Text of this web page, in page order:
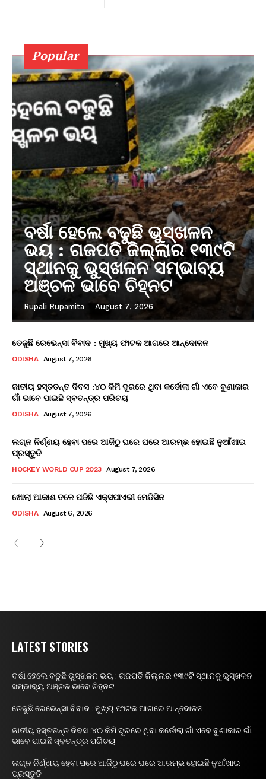
Popular
ବର୍ଷା ହେଲେ ବଢୁଛି ଭୁସ୍ଖଳନ
ଭୟ : ଗଜପତି ଜିଲ୍ଲାର ୧୩୯ଟି
ସ୍ଥାନକୁ ଭୁସ୍ଖଳନ ସମ୍ଭାବ୍ୟ
ଅଞ୍ଚଳ ଭାବେ ଚିହ୍ନଟ
Rupali Rupamita - August 7, 2026
ତେଜୁଛି ରେଭେନ୍ସା ବିବାଦ : ମୁଖ୍ୟ ଫାଟକ ଆଗରେ ଆନ୍ଦୋଳନ
ODISHA August 7, 2026
ଜାତୀୟ ହସ୍ତତନ୍ତ ଦିବସ :୪୦ କିମି ଦୂରରେ ଥିବା କର୍ଡୋଲା ଗାଁ ଏବେ ବୁଣାକାର
ଗାଁ ଭାବେ ପାଇଛି ସ୍ବତନ୍ତ୍ର ପରିଚୟ
ODISHA August 7, 2026
ଲଗ୍ନ ନିର୍ଣ୍ଣୟ ହେବା ପରେ ଆଜିଠୁ ଘରେ ଘରେ ଆରମ୍ଭ ହୋଇଛି ନୁଆଁଖାଇ
ପ୍ରସ୍ତୁତି
HOCKEY WORLD CUP 2023 August 7, 2026
ଖୋଲା ଆକାଶ ତଳେ ପଡିଛି ଏକ୍ସପାଏରୀ ମେଡିସିନ
ODISHA August 6, 2026
LATEST STORIES
ବର୍ଷା ହେଲେ ବଢୁଛି ଭୁସ୍ଖଳନ ଭୟ : ଗଜପତି ଜିଲ୍ଲାର ୧୩୯ଟି ସ୍ଥାନକୁ ଭୁସ୍ଖଳନ
ସମ୍ଭାବ୍ୟ ଅଞ୍ଚଳ ଭାବେ ଚିହ୍ନଟ
ତେଜୁଛି ରେଭେନ୍ସା ବିବାଦ : ମୁଖ୍ୟ ଫାଟକ ଆଗରେ ଆନ୍ଦୋଳନ
ଜାତୀୟ ହସ୍ତତନ୍ତ ଦିବସ :୪୦ କିମି ଦୂରରେ ଥିବା କର୍ଡୋଲା ଗାଁ ଏବେ ବୁଣାକାର ଗାଁ
ଭାବେ ପାଇଛି ସ୍ବତନ୍ତ୍ର ପରିଚୟ
ଲଗ୍ନ ନିର୍ଣ୍ଣୟ ହେବା ପରେ ଆଜିଠୁ ଘରେ ଘରେ ଆରମ୍ଭ ହୋଇଛି ନୁଆଁଖାଇ
ପ୍ରସ୍ତୁତି